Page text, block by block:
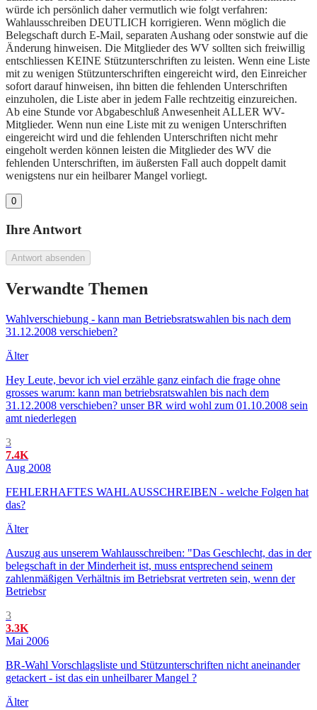
würde ich persönlich daher vermutlich wie folgt verfahren:
Wahlausschreiben DEUTLICH korrigieren. Wenn möglich die
Belegschaft durch E-Mail, separaten Aushang oder sonstwie auf die
Änderung hinweisen. Die Mitglieder des WV sollten sich freiwillig
entschliessen KEINE Stützunterschriften zu leisten. Wenn eine Liste
mit zu wenigen Stützunterschriften eingereicht wird, den Einreicher
sofort darauf hinweisen, ihn bitten die fehlenden Unterschriften
einzuholen, die Liste aber in jedem Falle rechtzeitig einzureichen.
Ab eine Stunde vor Abgabeschluß Anwesenheit ALLER WV-
Mitglieder. Wenn nun eine Liste mit zu wenigen Unterschriften
eingereicht wird und die fehlenden Unterschriften nicht mehr
eingeholt werden können leisten die Mitglieder des WV die
fehlenden Unterschriften, im äußersten Fall auch doppelt damit
wenigstens nur ein heilbarer Mangel vorliegt.
0
Ihre Antwort
Antwort absenden
Verwandte Themen
Wahlverschiebung - kann man Betriebsratswahlen bis nach dem
31.12.2008 verschieben?
Älter
Hey Leute, bevor ich viel erzähle ganz einfach die frage ohne
grosses warum: kann man betriebsratswahlen bis nach dem
31.12.2008 verschieben? unser BR wird wohl zum 01.10.2008 sein
amt niederlegen
3
7.4K
Aug 2008
FEHLERHAFTES WAHLAUSSCHREIBEN - welche Folgen hat
das?
Älter
Auszug aus unserem Wahlausschreiben: "Das Geschlecht, das in der
belegschaft in der Minderheit ist, muss entsprechend seinem
zahlenmäßigen Verhältnis im Betriebsrat vertreten sein, wenn der
Betriebsr
3
3.3K
Mai 2006
BR-Wahl Vorschlagsliste und Stützunterschriften nicht aneinander
getackert - ist das ein unheilbarer Mangel ?
Älter